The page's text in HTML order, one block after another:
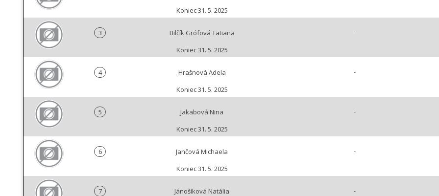
Koniec 31. 5. 2025
3
Bilčík Grófová Tatiana
Koniec 31. 5. 2025
-
4
Hrašnová Adela
Koniec 31. 5. 2025
-
5
Jakabová Nina
Koniec 31. 5. 2025
-
6
Jančová Michaela
Koniec 31. 5. 2025
-
7
Jánošíková Natália
-